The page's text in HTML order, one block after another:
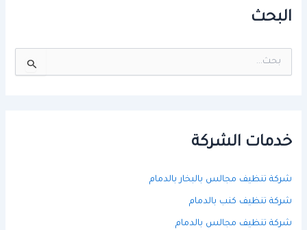
البحث
ن
خدمات الشركة
شركة تنظيف مجالس بالبخار بالدمام
شركة تنظيف كنب بالدمام
شركة تنظيف مجالس بالدمام